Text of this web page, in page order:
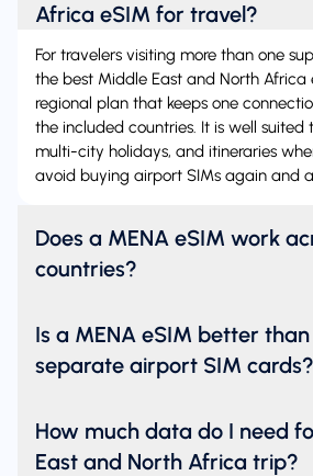
Africa eSIM for travel?
For travelers visiting more than one
the best Middle East and North Africa
regional plan that keeps one
the included countries. It is well suited
multi-city holidays, and itineraries
avoid buying airport SIMs again and
Does a MENA eSIM work
countries?
Is a MENA eSIM better
separate airport SIM cards?
How much data do I need
East and North Africa trip?